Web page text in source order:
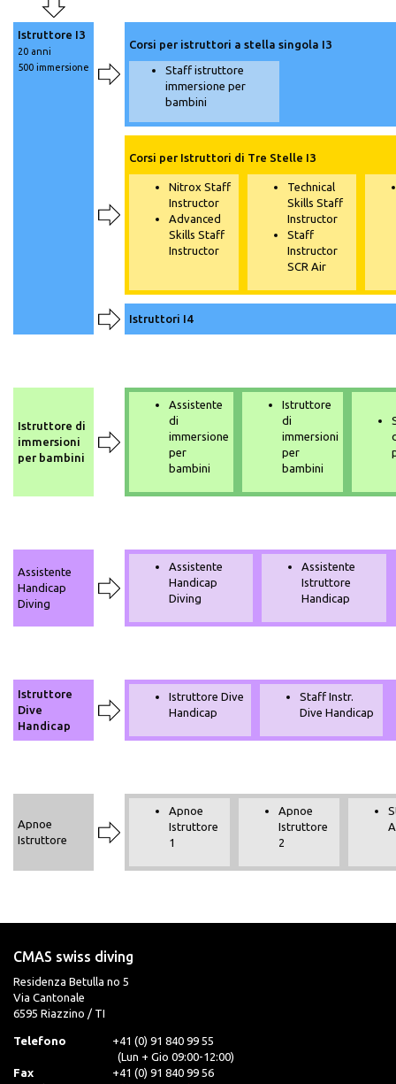
Istruttore I3
20 anni
500 immersione
Corsi per istruttori a stella singola I3
Staff istruttore
immersione per
bambini
Corsi per Istruttori di Tre Stelle I3
Nitrox Staff
Instructor
Advanced
Skills Staff
Instructor
Technical
Skills Staff
Instructor
Staff
Instructor
SCR Air
Istruttori I4
Istruttore di
immersioni
per bambini
Assistente
di
immersione
per
bambini
Istruttore
di
immersioni
per
bambini
Assistente
Handicap
Diving
Assistente
Handicap
Diving
Assistente
Istruttore
Handicap
Istruttore
Dive
Handicap
Istruttore Dive
Handicap
Staff Instr.
Dive Handicap
Apnoe
Istruttore
Apnoe
Istruttore
1
Apnoe
Istruttore
2
CMAS swiss diving
Residenza Betulla no 5
Via Cantonale
6595 Riazzino / TI
Telefono
+41 (0) 91 840 99 55
(Lun + Gio 09:00-12:00)
Fax
+41 (0) 91 840 99 56